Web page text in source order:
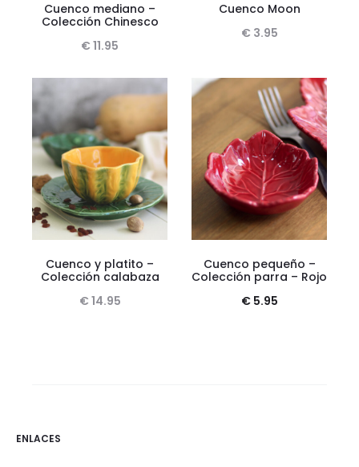
Cuenco mediano –
Colección Chinesco
€ 11.95
Cuenco Moon
€ 3.95
Cuenco y platito –
Colección calabaza
€ 14.95
Cuenco pequeño –
Colección parra – Rojo
€5.95
ENLACES